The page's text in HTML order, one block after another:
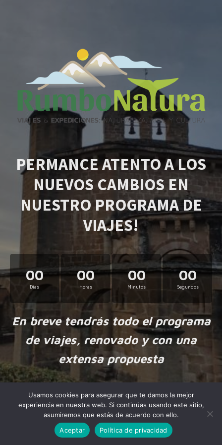
PERMANCE ATENTO A LOS
NUEVOS CAMBIOS EN
NUESTRO PROGRAMA DE
VIAJES!
00
Días
00
Horas
00
Minutos
00
Segundos
En breve tendrás todo el programa
de viajes, renovado y con una
extensa propuesta
Made byNiteoThemeswith love.
Usamos cookies para asegurar que te damos la mejor
experiencia en nuestra web. Si continúas usando este sitio,
asumiremos que estás de acuerdo con ello.
Aceptar
Política de privacidad